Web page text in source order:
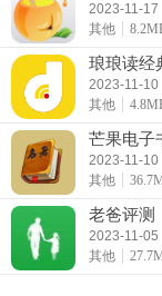
2023-11-17
其他
琅琅读经
2023-11-10
其他
芒果电子
2023-11-10
其他
老爸评测
2023-11-05
其他